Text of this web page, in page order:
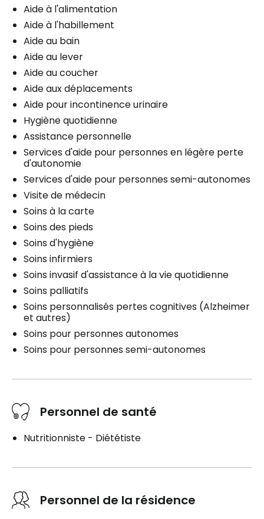
Aide à l'alimentation
Aide à l'habillement
Aide au bain
Aide au lever
Aide au coucher
Aide aux déplacements
Aide pour incontinence urinaire
Hygiène quotidienne
Assistance personnelle
Services d'aide pour personnes en légère perte
d'autonomie
Services d'aide pour personnes semi-autonomes
Visite de médecin
Soins à la carte
Soins des pieds
Soins d'hygiène
Soins infirmiers
Soins invasif d'assistance à la vie quotidienne
Soins palliatifs
Soins personnalisés pertes cognitives (Alzheimer
et autres)
Soins pour personnes autonomes
Soins pour personnes semi-autonomes
Personnel de santé
Nutritionniste - Diététiste
Personnel de la résidence